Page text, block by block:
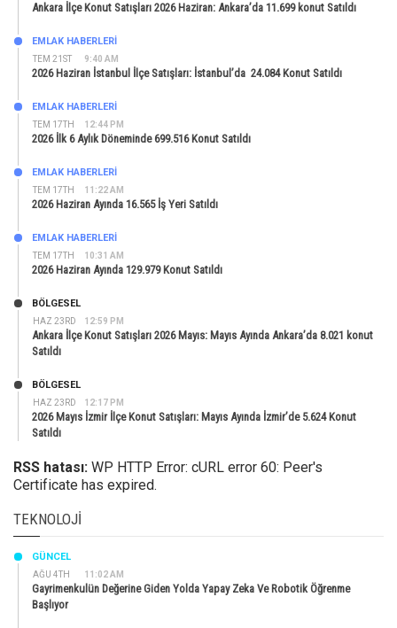
Ankara İlçe Konut Satışları 2026 Haziran: Ankara’da 11.699 konut Satıldı
TEM 21ST 9:40 AM
EMLAK HABERLERI
2026 Haziran İstanbul İlçe Satışları: İstanbul’da 24.084 Konut Satıldı
TEM 17TH 12:44 PM
EMLAK HABERLERI
2026 İlk 6 Aylık Döneminde 699.516 Konut Satıldı
TEM 17TH 11:22 AM
EMLAK HABERLERI
2026 Haziran Ayında 16.565 İş Yeri Satıldı
TEM 17TH 10:31 AM
EMLAK HABERLERI
2026 Haziran Ayında 129.979 Konut Satıldı
HAZ 23RD 12:59 PM
BÖLGESEL
Ankara İlçe Konut Satışları 2026 Mayıs: Mayıs Ayında Ankara’da 8.021 konut
Satıldı
HAZ 23RD 12:17 PM
BÖLGESEL
2026 Mayıs İzmir İlçe Konut Satışları: Mayıs Ayında İzmir’de 5.624 Konut
Satıldı
RSS hatası: WP HTTP Error: cURL error 60: Peer's
Certificate has expired.
TEKNOLOJI
AĞU 4TH 11:02 AM
GÜNCEL
Gayrimenkulün Değerine Giden Yolda Yapay Zeka Ve Robotik Öğrenme
Başlıyor